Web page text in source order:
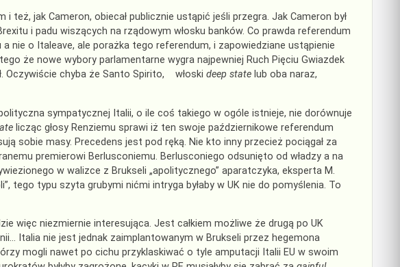
też, jak Cameron, obiecał publicznie ustąpić jeśli przegra. Jak Cameron był
i padu wiszących na rządowym włosku banków. Co prawda referendum
nie o Italeave, ale porażka tego referendum, i zapowiedziane ustąpienie
że nowe wybory parlamentarne wygra najpewniej Ruch Pięciu Gwiazdek
Oczywiście chyba że Santo Spirito, włoski deep statelub oba naraz,
sympatycznej Italii, o ile coś takiego w ogóle istnieje, nie dorównuje
licząc głosy Renziemu sprawi iż ten swoje październikowe referendum
sobie masy. Precedens jest pod ręką. Nie kto inny przecież pociągał za
premierowi Berlusconiemu. Berlusconiego odsunięto od władzy a na
w walizce z Brukseli „apolitycznego” aparatczyka, eksperta M.
tego typu szyta grubymi nićmi intryga byłaby w UK nie do pomyślenia. To
więc niezmiernie interesująca. Jest całkiem możliwe że drugą po UK
Italia nie jest jednak zaimplantowanym w Brukseli przez hegemona
mogli nawet po cichu przyklaskiwać o tyle amputacji Italii EU w swoim